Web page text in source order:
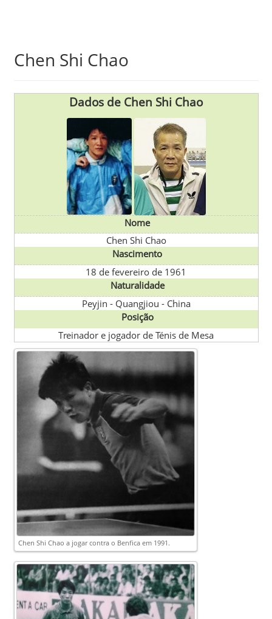
Chen Shi Chao
Dados de Chen Shi Chao
Nome
Chen Shi Chao
Nascimento
18 de fevereiro de 1961
Naturalidade
Peyjin - Quangjiou - China
Posição
Treinador e jogador de Ténis de Mesa
Chen Shi Chao a jogar contra o Benfica em 1991.